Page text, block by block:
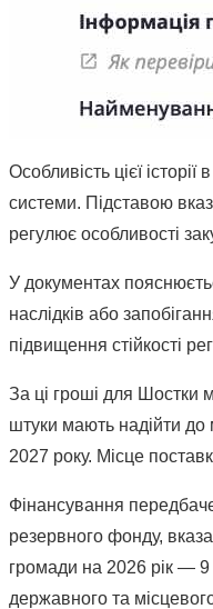
Особливість цієї
системи. Підставою
регулює особливості
У документах
наслідків або
підвищення стійкості
За ці гроші для Шостки
штуки мають надійти
2027 року. Місце
Фінансування
резервного фонду,
громади на 2026 рік —
державного та